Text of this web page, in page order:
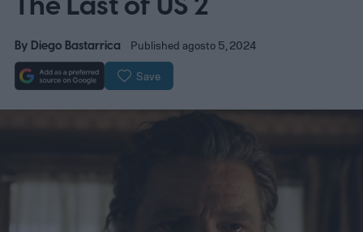
By Diego Bastarrica Published agosto 5, 2024
Save